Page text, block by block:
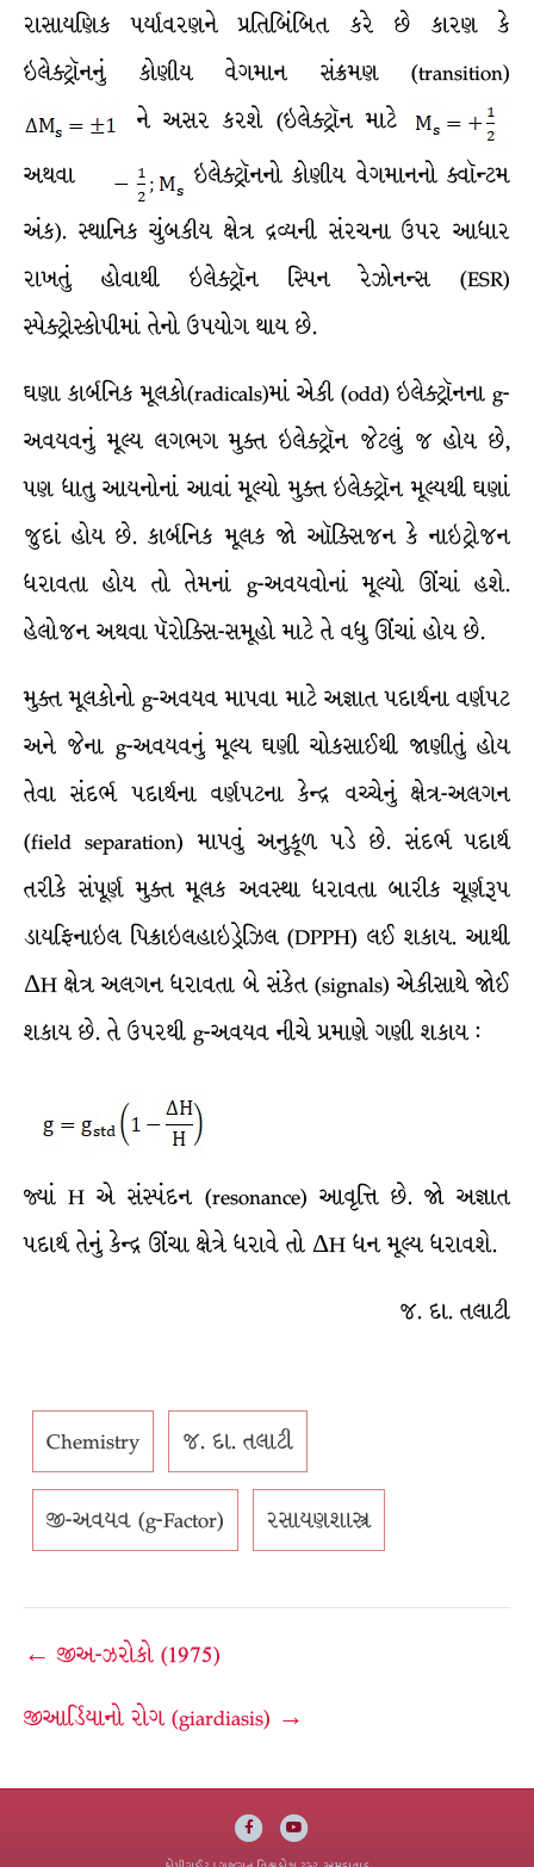
રાસાયણિક પર્યાવરણને પ્રતિબિંબિત કરે છે કારણ કે
ઇલેક્ટ્રૉનનું કોણીય વેગમાન સંક્રમણ (transition)
ને અસર કરશે (ઇલેક્ટ્રૉન માટે
અથવા
ઇલેક્ટ્રૉનનો કોણીય વેગમાનનો ક્વૉન્ટમ
અંક). સ્થાનિક ચુંબકીય ક્ષેત્ર દ્રવ્યની સંરચના ઉપર આધાર
રાખતું હોવાથી ઇલેક્ટ્રૉન સ્પિન રેઝોનન્સ (ESR)
સ્પેક્ટ્રોસ્કોપીમાં તેનો ઉપયોગ થાય છે.
ઘણા કાર્બનિક મૂલકો(radicals)માં એકી (odd) ઇલેક્ટ્રૉનના g-
અવયવનું મૂલ્ય લગભગ મુક્ત ઇલેક્ટ્રૉન જેટલું જ હોય છે,
પણ ધાતુ આયનોનાં આવાં મૂલ્યો મુક્ત ઇલેક્ટ્રૉન મૂલ્યથી ઘણાં
જુદાં હોય છે. કાર્બનિક મૂલક જો ઑક્સિજન કે નાઇટ્રોજન
ધરાવતા હોય તો તેમનાં g-અવયવોનાં મૂલ્યો ઊંચાં હશે.
હેલોજન અથવા પૅરોક્સિ-સમૂહો માટે તે વધુ ઊંચાં હોય છે.
મુક્ત મૂલકોનો g-અવયવ માપવા માટે અજ્ઞાત પદાર્થના વર્ણપટ
અને જેના g-અવયવનું મૂલ્ય ઘણી ચોકસાઈથી જાણીતું હોય
તેવા સંદર્ભ પદાર્થના વર્ણપટના કેન્દ્ર વચ્ચેનું ક્ષેત્ર-અલગન
(field separation) માપવું અનુકૂળ પડે છે. સંદર્ભ પદાર્થ
તરીકે સંપૂર્ણ મુક્ત મૂલક અવસ્થા ધરાવતા બારીક ચૂર્ણરૂપ
ડાયફિનાઇલ પિક્રાઇલહાઇડ્રેઝિલ (DPPH) લઈ શકાય. આથી
ΔH ક્ષેત્ર અલગન ધરાવતા બે સંકેત (signals) એકીસાથે જોઈ
શકાય છે. તે ઉપરથી g-અવયવ નીચે પ્રમાણે ગણી શકાય :
જ્યાં H એ સંસ્પંદન (resonance) આવૃત્તિ છે. જો અજ્ઞાત
પદાર્થ તેનું કેન્દ્ર ઊંચા ક્ષેત્રે ધરાવે તો ΔH ધન મૂલ્ય ધરાવશે.
જ. દા. તલાટી
Chemistry જ. દા. તલાટી
જી-અવયવ (g-Factor) રસાયણશાસ્ત્ર
Post
navigation
← જીઅ-ઝરોકો (1975)
જીઆર્ડિયાનો રોગ (giardiasis) →
FacebookYoutube